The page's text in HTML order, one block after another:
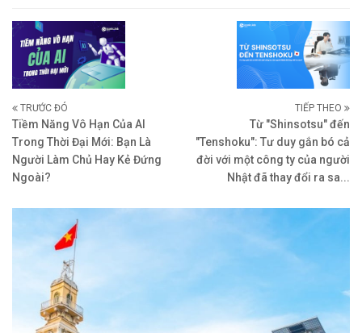
TRƯỚC ĐÓ
Tiềm Năng Vô Hạn Của AI
Trong Thời Đại Mới: Bạn Là
Người Làm Chủ Hay Kẻ Đứng
Ngoài?
TIẾP THEO
Từ "Shinsotsu" đến
"Tenshoku": Tư duy gắn bó cả
đời với một công ty của người
Nhật đã thay đổi ra sa...